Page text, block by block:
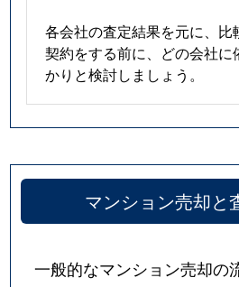
各会社の査定結果を元に、比
契約をする前に、どの会社に
かりと検討しましょう。
マンション売却と
一般的なマンション売却の